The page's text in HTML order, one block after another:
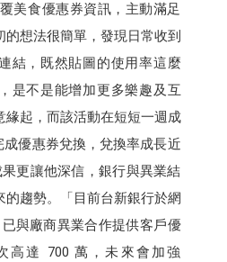
美食優惠券資訊，主動滿足
想法很簡單，發現日常收到
結，既然貼圖的使用率這麼
是不是能增加更多樂趣及互
緣起，而該活動在短短一週成
成優惠券兌換，兌換率成長近
更讓他深信，銀行與異業結
趨勢。「目前台新銀行於網
與廠商異業合作提供客戶優
高達 700 萬，未來會加強